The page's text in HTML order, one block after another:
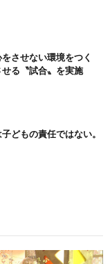
させない環境をつく
る〝試合〟を実施
どもの責任ではない。